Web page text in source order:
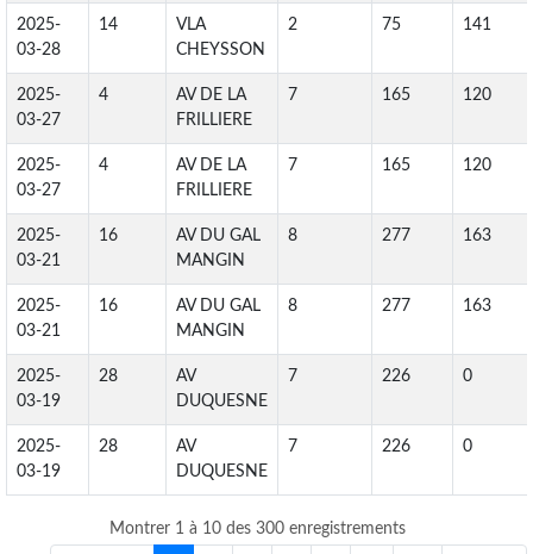
2025-
03-28
14
VLA
CHEYSSON
2 75 141
2025-
03-27
4
AV DE LA
FRILLIERE
7 165 120
2025-
03-27
4
AV DE LA
FRILLIERE
7 165 120
2025-
03-21
16
AV DU GAL
MANGIN
8 277 163
2025-
03-21
16
AV DU GAL
MANGIN
8 277 163
2025-
03-19
28
AV
DUQUESNE
7 226 0
2025-
03-19
28
AV
DUQUESNE
7 226 0
Montrer 1 à 10 des 300 enregistrements